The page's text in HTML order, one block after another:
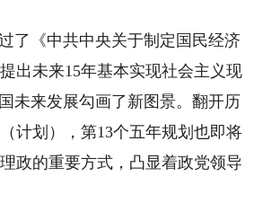
《中共中央关于制定国民经济
出未来15年基本实现社会主义现
未来发展勾画了新图景。翻开历
计划），第13个五年规划也即将
政的重要方式，凸显着政党领导